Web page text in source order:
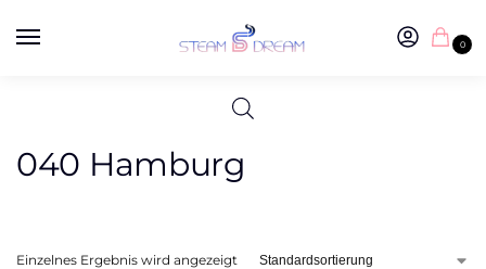
0
040 Hamburg
Einzelnes Ergebnis wird angezeigt